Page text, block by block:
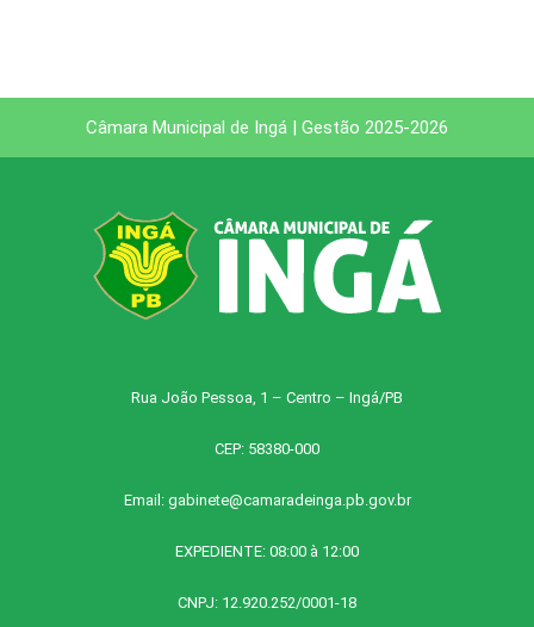
Câmara Municipal de Ingá | Gestão 2025-2026
Rua João Pessoa, 1 – Centro – Ingá/PB
CEP: 58380-000
Email: gabinete@camaradeinga.pb.gov.br
EXPEDIENTE: 08:00 à 12:00
CNPJ: 12.920.252/0001-18